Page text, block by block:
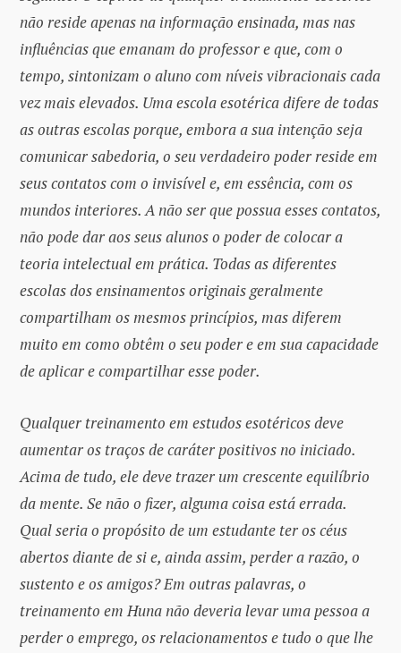
não reside apenas na informação ensinada, mas nas
influências que emanam do professor e que, com o
tempo, sintonizam o aluno com níveis vibracionais cada
vez mais elevados. Uma escola esotérica difere de todas
as outras escolas porque, embora a sua intenção seja
comunicar sabedoria, o seu verdadeiro poder reside em
seus contatos com o invisível e, em essência, com os
mundos interiores. A não ser que possua esses contatos,
não pode dar aos seus alunos o poder de colocar a
teoria intelectual em prática. Todas as diferentes
escolas dos ensinamentos originais geralmente
compartilham os mesmos princípios, mas diferem
muito em como obtêm o seu poder e em sua capacidade
de aplicar e compartilhar esse poder.
Qualquer treinamento em estudos esotéricos deve
aumentar os traços de caráter positivos no iniciado.
Acima de tudo, ele deve trazer um crescente equilíbrio
da mente. Se não o fizer, alguma coisa está errada.
Qual seria o propósito de um estudante ter os céus
abertos diante de si e, ainda assim, perder a razão, o
sustento e os amigos? Em outras palavras, o
treinamento em Huna não deveria levar uma pessoa a
perder o emprego, os relacionamentos e tudo o que lhe